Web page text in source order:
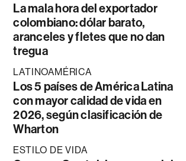
La mala hora del exportador
colombiano: dólar barato,
aranceles y fletes que no dan
tregua
LATINOAMÉRICA
Los 5 países de América Latina
con mayor calidad de vida en
2026, según clasificación de
Wharton
ESTILO DE VIDA